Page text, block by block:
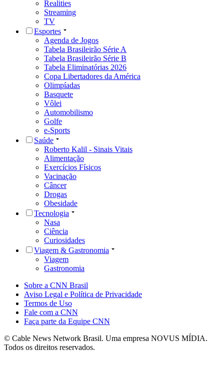
Realities
Streaming
TV
Esportes
Agenda de Jogos
Tabela Brasileirão Série A
Tabela Brasileirão Série B
Tabela Eliminatórias 2026
Copa Libertadores da América
Olimpíadas
Basquete
Vôlei
Automobilismo
Golfe
e-Sports
Saúde
Roberto Kalil - Sinais Vitais
Alimentação
Exercícios Físicos
Vacinação
Câncer
Drogas
Obesidade
Tecnologia
Nasa
Ciência
Curiosidades
Viagem & Gastronomia
Viagem
Gastronomia
Sobre a CNN Brasil
Aviso Legal e Política de Privacidade
Termos de Uso
Fale com a CNN
Faça parte da Equipe CNN
© Cable News Network Brasil. Uma empresa NOVUS MÍDIA.
Todos os direitos reservados.